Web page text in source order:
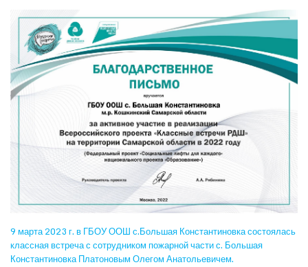
9 марта 2023 г. в ГБОУ ООШ с.Большая Константиновка состоялась
классная встреча с сотрудником пожарной части с. Большая
Константиновка Платоновым Олегом Анатольевичем.